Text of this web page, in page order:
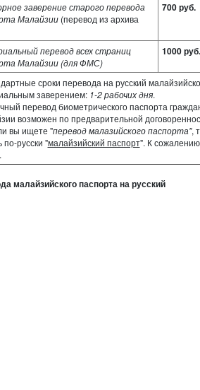
заверение старого перевода
Малайзии(перевод из архива
700 руб.
перевод всех страниц
Малайзии (для ФМС)
1000
сроки перевода на русский
заверением: 1-2 рабочих дня.
перевод биометрического паспорта
возможен по предварительной
вы ищете "перевод малазийского паспорта",
по-русски "малайзийский паспорт". К
малайзийского паспорта на русский